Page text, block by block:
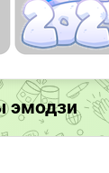
эмодзи